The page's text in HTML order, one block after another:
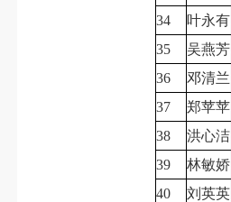
34
叶永有
35
吴燕芳
36
邓清兰
37
郑苹苹
38
洪心洁
39
林敏娇
40
刘英英